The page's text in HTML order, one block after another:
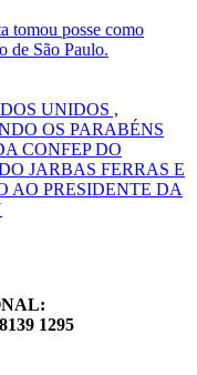
tomou posse como
de São Paulo.
UNIDOS ,
OS PARABÉNS
CONFEP DO
JARBAS FERRAS E
AO PRESIDENTE DA
1295